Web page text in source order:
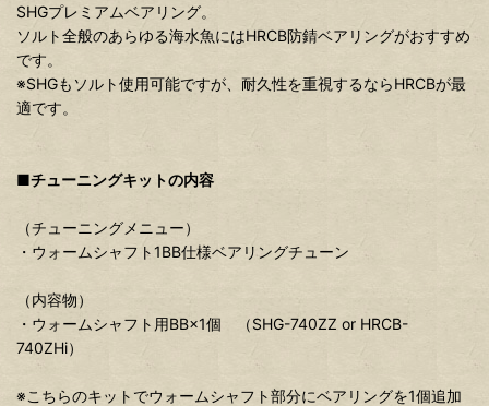
SHGプレミアムベアリング。
ソルト全般のあらゆる海水魚にはHRCB防錆ベアリングがおすすめ
です。
※SHGもソルト使用可能ですが、耐久性を重視するならHRCBが最
適です。
■チューニングキットの内容
（チューニングメニュー）
・ウォームシャフト1BB仕様ベアリングチューン
（内容物）
・ウォームシャフト用BB×1個 （SHG-740ZZ or HRCB-
740ZHi）
※こちらのキットでウォームシャフト部分にベアリングを1個追加